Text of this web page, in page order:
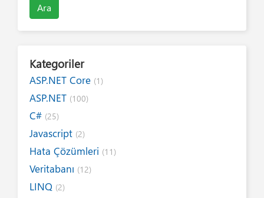
Ara
Kategoriler
ASP.NET Core (1)
ASP.NET (100)
C# (25)
Javascript (2)
Hata Çözümleri (11)
Veritabanı (12)
LINQ (2)